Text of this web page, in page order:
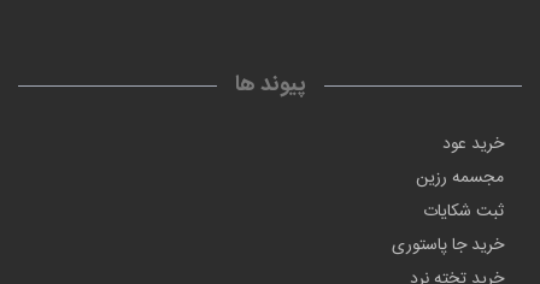
پیوند ها
خرید عود
مجسمه رزین
ثبت شکایات
خرید جا پاستوری